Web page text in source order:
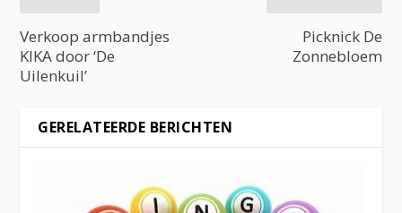
Verkoop armbandjes
KIKA door ‘De
Uilenkuil’
Picknick De
Zonnebloem
GERELATEERDE BERICHTEN